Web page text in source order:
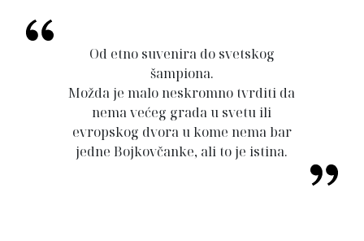
Od etno suvenira do svetskog
šampiona.
Možda je malo neskromno tvrditi da
nema većeg grada u svetu ili
evropskog dvora u kome nema bar
jedne Bojkovčanke, ali to je istina.